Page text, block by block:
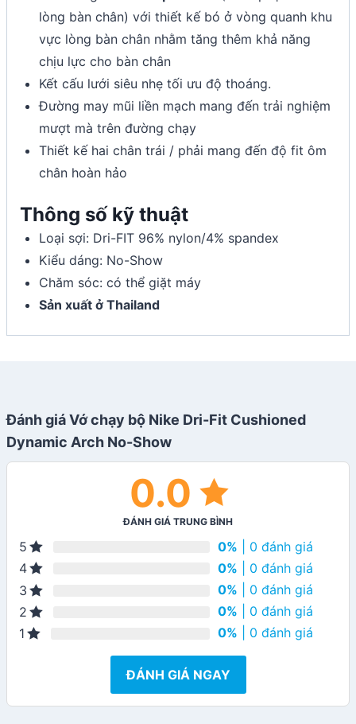
lòng bàn chân) với thiết kế bó ở vòng quanh khu
vực lòng bàn chân nhằm tăng thêm khả năng
chịu lực cho bàn chân
Kết cấu lưới siêu nhẹ tối ưu độ thoáng.
Đường may mũi liền mạch mang đến trải nghiệm
mượt mà trên đường chạy
Thiết kế hai chân trái / phải mang đến độ fit ôm
chân hoàn hảo
Thông số kỹ thuật
Loại sợi: Dri-FIT 96% nylon/4% spandex
Kiểu dáng: No-Show
Chăm sóc: có thể giặt máy
Sản xuất ở Thailand
Đánh giá Vớ chạy bộ Nike Dri-Fit Cushioned
Dynamic Arch No-Show
0.0
ĐÁNH GIÁ TRUNG BÌNH
5 0% | 0 đánh giá
4
0% | 0 đánh giá
3
0% | 0 đánh giá
2
0% | 0 đánh giá
1
0% | 0 đánh giá
ĐÁNH GIÁ NGAY